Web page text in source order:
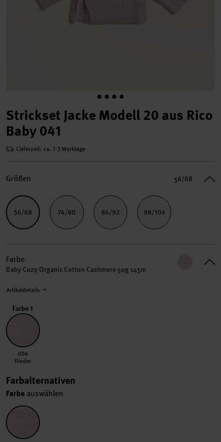
Strickset Jacke Modell 20 aus Rico
Baby 041
Lieferzeit: ca. 1-3 Werktage
Größen 56/68
56/68 74/80 86/92 98/104
Farbe
Baby Cozy Organic Cotton Cashmere 50g 145m
Artikeldetails
Farbe 1
006 Flieder
006
Flieder
Farbalternativen
Farbe auswählen